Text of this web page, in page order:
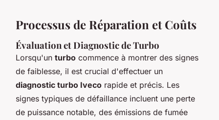
Processus de Réparation et Coûts
Évaluation et Diagnostic de Turbo
Lorsqu'un turbo commence à montrer des signes
de faiblesse, il est crucial d'effectuer un
diagnostic turbo Iveco rapide et précis. Les
signes typiques de défaillance incluent une perte
de puissance notable, des émissions de fumée